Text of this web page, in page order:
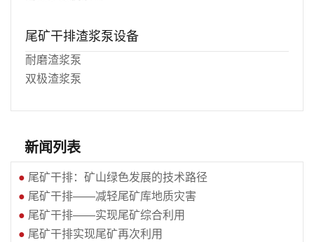
尾矿干排渣浆泵设备
耐磨渣浆泵
双极渣浆泵
新闻列表
● 尾矿干排：矿山绿色发展的技术路径
● 尾矿干排——减轻尾矿库地质灾害
● 尾矿干排——实现尾矿综合利用
● 尾矿干排实现尾矿再次利用